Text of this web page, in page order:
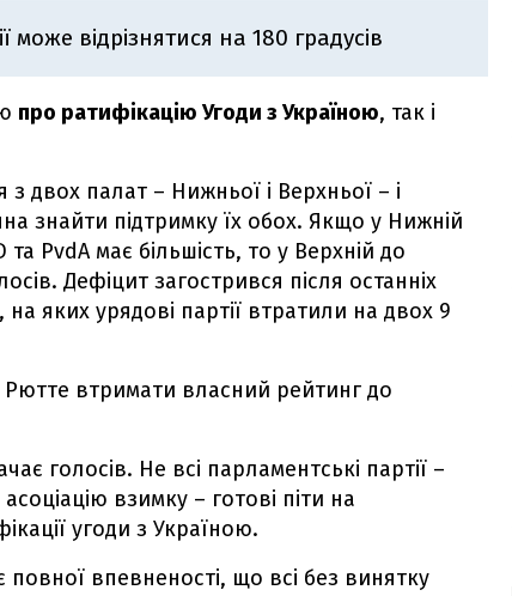
відрізнятися на 180 градусів
про ратифікацію Угоди з Україною, так і
двох палат – Нижньої і Верхньої – і
знайти підтримку їх обох. Якщо у Нижній
та PvdA має більшість, то у Верхній до
Дефіцит загострився після останніх
на яких урядові партії втратили на двох 9
втримати власний рейтинг до
голосів. Не всі парламентські партії –
взимку – готові піти на
угоди з Україною.
повної впевненості, що всі без винятку